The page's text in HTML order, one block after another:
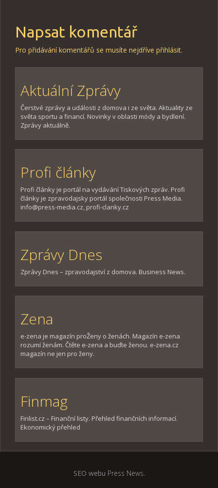
Napsat komentář
Pro přidávání komentářů se musíte nejdříve přihlásit.
Aktuální Zprávy
Čerstvé zprávy a události z domova i ze světa. Aktuality ze
světa sportu a financí. Novinky v oblasti módy a bydlení.
Zprávy aktuálně.
Profi články
Profi články je portál na vydávání Tiskových zpráv. Profi
články je zpravodajsky portál společnosti Press Media.
info@press-media.cz, profi-clanky.cz
Zprávy Dnes
Zprávy Dnes – zpravodajství z domova. Business News.
Zena
e-zena je magazín proŽeny o ženách. Magazín e-zena
rozumí ženám. Čtěte e-zena a buďte ženou. e-zena.cz
magazín ne jen pro ženy.
Finmag
Finlist.cz – Finanční listy. Přehled finančních informací.
Ekonomický přehled
SEO webu Press News.